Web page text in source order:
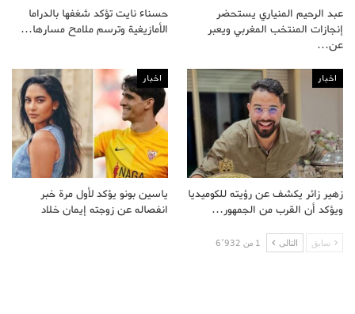
عبد الرحيم المنياري يستحضر
إنجازات المنتخب المغربي ويعبر
عن…
حسناء نايت تؤكد شغفها بالدراما
الأمازيغية وترسم ملامح مسارها…
اخبار
زهير زائر يكشف عن رؤيته للكوميديا
ويؤكد أن القرب من الجمهور…
اخبار
ياسين بونو يؤكد لأول مرة خبر
انفصاله عن زوجته إيمان خلاد
سابق التالى 1 من 6٬932